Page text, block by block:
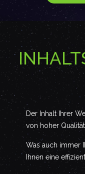
Der Inhalt Ihrer
von hoher Qualität
Was auch immer
Ihnen eine